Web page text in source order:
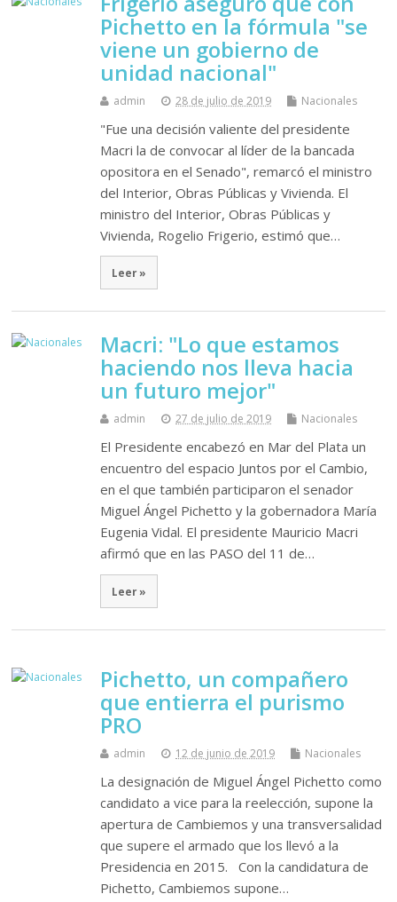
Pichetto en la fórmula "se
viene un gobierno de
unidad nacional"
admin 28 de julio de 2019 Nacionales
"Fue una decisión valiente del presidente
Macri la de convocar al líder de la bancada
opositora en el Senado", remarcó el ministro
del Interior, Obras Públicas y Vivienda. El
ministro del Interior, Obras Públicas y
Vivienda, Rogelio Frigerio, estimó que…
Leer »
Macri: "Lo que estamos
haciendo nos lleva hacia
un futuro mejor"
admin 27 de julio de 2019 Nacionales
El Presidente encabezó en Mar del Plata un
encuentro del espacio Juntos por el Cambio,
en el que también participaron el senador
Miguel Ángel Pichetto y la gobernadora María
Eugenia Vidal. El presidente Mauricio Macri
afirmó que en las PASO del 11 de…
Leer »
Pichetto, un compañero
que entierra el purismo
PRO
admin 12 de junio de 2019 Nacionales
La designación de Miguel Ángel Pichetto como
candidato a vice para la reelección, supone la
apertura de Cambiemos y una transversalidad
que supere el armado que los llevó a la
Presidencia en 2015. Con la candidatura de
Pichetto, Cambiemos supone…